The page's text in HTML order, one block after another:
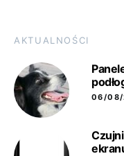
AKTUALNOŚCI
06/08/